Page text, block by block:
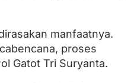
manfaatnya.
proses
Gatot Tri Suryanta.